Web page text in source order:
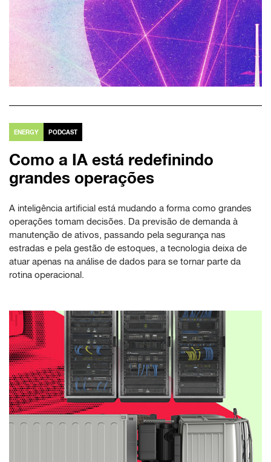
ENERGY PODCAST
Como a IA está redefinindo
grandes operações
A inteligência artificial está mudando a forma como grandes
operações tomam decisões. Da previsão de demanda à
manutenção de ativos, passando pela segurança nas
estradas e pela gestão de estoques, a tecnologia deixa de
atuar apenas na análise de dados para se tornar parte da
rotina operacional.